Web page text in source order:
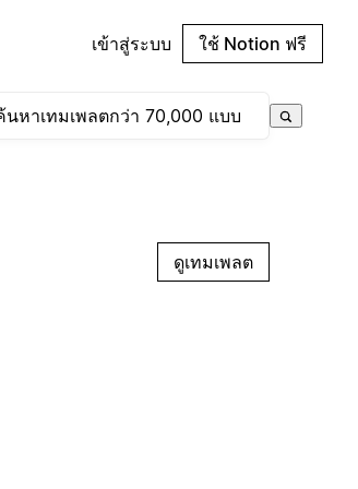
เข้าสู่ระบบ ใช้ Notion ฟรี
ดูเทมเพลต